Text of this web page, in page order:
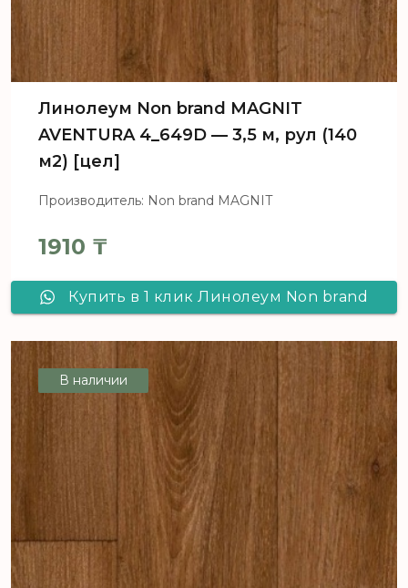
Линолеум Non brand MAGNIT
AVENTURA 4_649D — 3,5 м, рул (140
м2) [цел]
Производитель: Non brand MAGNIT
1910 ₸
Купить в 1 клик Линолеум Non brand
рул (140 м2) [цел]
В наличии